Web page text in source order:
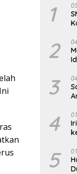
1
2
3
4
5